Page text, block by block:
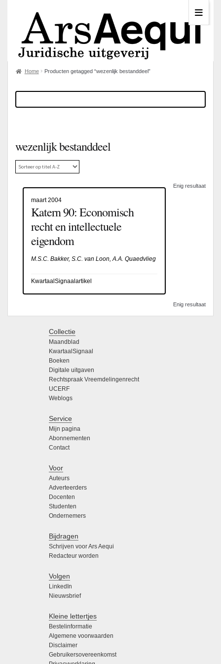
Home Producten getagged “wezenlijk bestanddeel”
wezenlijk bestanddeel
Enig resultaat
maart 2004
Katern 90: Economisch
recht en intellectuele
eigendom
M.S.C. Bakker, S.C. van Loon, A.A. Quaedvlieg
KwartaalSignaalartikel
Enig resultaat
Collectie
Maandblad
KwartaalSignaal
Boeken
Digitale uitgaven
Rechtspraak Vreemdelingenrecht
UCERF
Weblogs
Service
Mijn pagina
Abonnementen
Contact
Voor
Auteurs
Adverteerders
Docenten
Studenten
Ondernemers
Bijdragen
Schrijven voor Ars Aequi
Redacteur worden
Volgen
LinkedIn
Nieuwsbrief
Kleine lettertjes
Bestelinformatie
Algemene voorwaarden
Disclaimer
Gebruikersovereenkomst